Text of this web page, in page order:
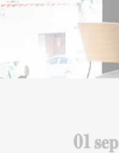
01 sep